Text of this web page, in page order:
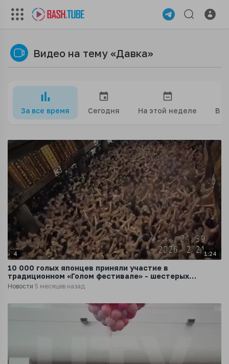
Видео на тему «Давка»
За все время Сегодня На этой неделе В
4 1:24
10 000 голых японцев приняли участие в
традиционном «Голом фестивале» - шестерых
пришлось госпитализировать
Новости 5 месяцев назад